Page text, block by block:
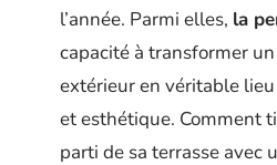
l’année. Parmi elles, la
capacité à transformer
extérieur en véritable
et esthétique. Comment
parti de sa terrasse avec